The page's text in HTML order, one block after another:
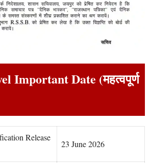
Important Date (महत्वपूर्ण
Release
23 June 2026